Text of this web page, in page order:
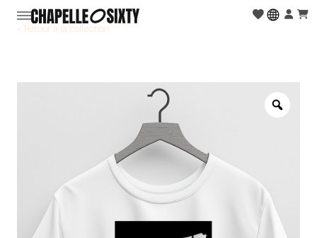
< Retour à la collection